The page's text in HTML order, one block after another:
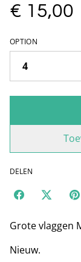
€ 15,00
OPTION
DELEN
Grote vlaggen
Nieuw.